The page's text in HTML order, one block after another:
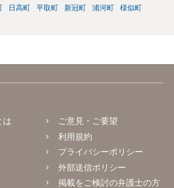
日高町 平取町 新冠町 浦河町
様似町
は
ご意見・ご要望
利用規約
プライバシーポリシー
外部送信ポリシー
掲載をご検討の弁護士の方